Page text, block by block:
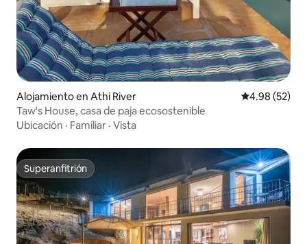
Alojamiento en Athi River Calificación
4.98 (52)
Taw's House, casa de paja ecosostenible
Ubicación · Familiar · Vista
Superanfitrión
Superanfitrión